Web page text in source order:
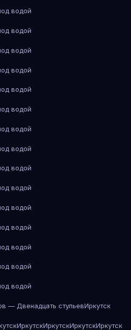
водой
водой
водой
водой
водой
водой
водой
водой
водой
водой
водой
водой
водой
водой
водой
— Двенадцать стульевИркутск
ИркутскИркутскИркутскИркутск